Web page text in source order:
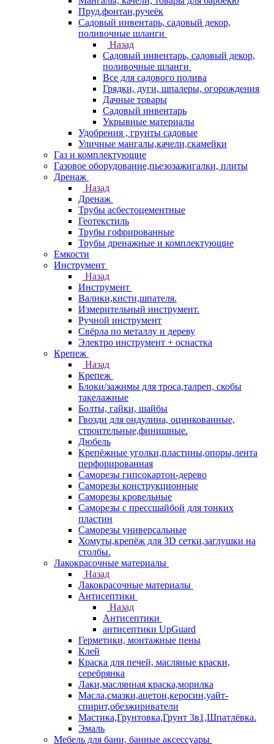
Пруд,фонтан,ручеёк
Садовый инвентарь, садовый декор,
поливочные шланги
Назад
Садовый инвентарь, садовый декор,
поливочные шланги
Все для садового полива
Грядки, дуги, шпалеры, огорождения
Дачные товары
Садовый инвентарь
Укрывные материалы
Удобрения , грунты садовые
Уличные мангалы,качели,скамейки
Газ и комплектующие
Газовое оборудование,пьезозажигалки, плиты
Дренаж
Назад
Дренаж
Трубы асбестоцементные
Геотекстиль
Трубы гофрированные
Трубы дренажные и комплектующие
Емкости
Инструмент
Назад
Инструмент
Валики,кисти,шпателя.
Измерительный инструмент.
Ручной инструмент
Свёрла по металлу и дереву
Электро инструмент + оснастка
Крепеж
Назад
Крепеж
Блоки/зажимы для троса,талреп, скобы
такелажные
Болты, гайки, шайбы
Гвозди для ондулина, оцинкованные,
строительные,финишные.
Дюбель
Крепёжные уголки,пластины,опоры,лента
перфорированная
Саморезы гипсокартон-дерево
Саморезы конструкционные
Саморезы кровельные
Саморезы с прессшайбой для тонких
пластин
Саморезы универсальные
Хомуты,крепёж для 3D сетки,заглушки на
столбы.
Лакокрасочные материалы
Назад
Лакокрасочные материалы
Антисептики
Назад
Антисептики
антисептики UpGuard
Герметики, монтажные пены
Клей
Краска для печей, масляные краски,
серебрянка
Лаки,маслянная краска,морилка
Масла,смазки,ацетон,керосин,уайт-
спирит,обезжириватели
Мастика,Грунтовка,Грунт 3в1,Шпатлёвка.
Эмаль
Мебель для бани, банные аксессуары